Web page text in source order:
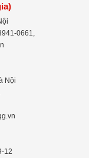
0661,
Nội
12